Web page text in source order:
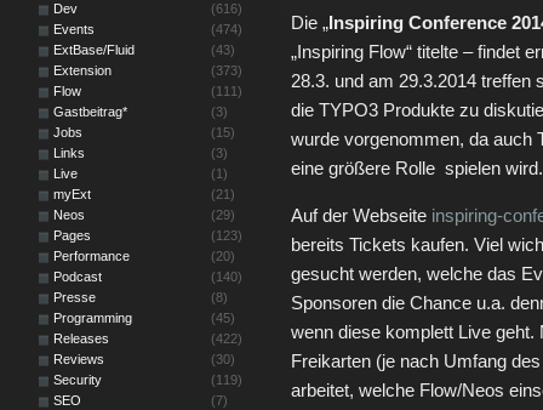
Die „Inspiring Conference
„Inspiring Flow“ titelte – findet
28.3. und am 29.3.2014 treffen
die TYPO3 Produkte zu
wurde vorgenommen, da auch
eine größere Rolle spielen wird.
Auf der Webseite inspiring-
bereits Tickets kaufen. Viel
gesucht werden, welche das
Sponsoren die Chance u.a.
wenn diese komplett Live geht.
Freikarten (je nach Umfang
arbeitet, welche Flow/Neos
Dev
(616)
Events
(474)
ExtBase/Fluid
(43)
Extension
(373)
Flow
(111)
Gastbeitrag*
(3)
Jobs
(15)
Links
(3)
Live
(1)
myExt
(21)
Neos
(29)
Pages
(123)
Performance
(20)
Podcast
(140)
Presse
(8)
Programming
(45)
Releases
(422)
Reviews
(30)
Security
(119)
SEO
(7)